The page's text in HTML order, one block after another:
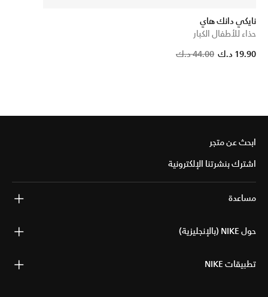
نايكي دانك هاي
حذاء للأطفال الكبار
44.00 د.ك
19.90 د.ك
ابحث عن متجر
اشترك بنشرتنا الإلكترونية
مساعدة
حول NIKE (بالإنجليزية)
تطبيقات NIKE